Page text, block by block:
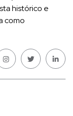
histórico e
como